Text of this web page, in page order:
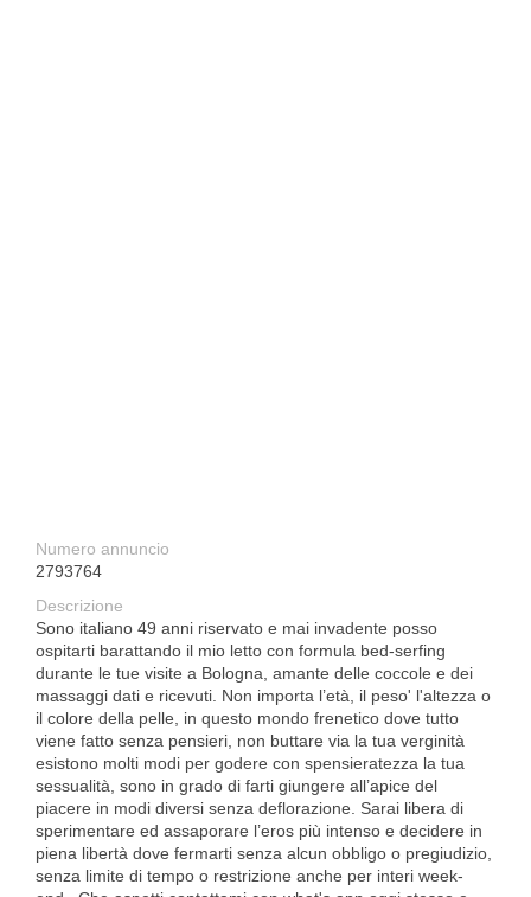
Numero annuncio
2793764
Descrizione
Sono italiano 49 anni riservato e mai invadente posso
ospitarti barattando il mio letto con formula bed-serfing
durante le tue visite a Bologna, amante delle coccole e dei
massaggi dati e ricevuti. Non importa l’età, il peso' l'altezza o
il colore della pelle, in questo mondo frenetico dove tutto
viene fatto senza pensieri, non buttare via la tua verginità
esistono molti modi per godere con spensieratezza la tua
sessualità, sono in grado di farti giungere all’apice del
piacere in modi diversi senza deflorazione. Sarai libera di
sperimentare ed assaporare l’eros più intenso e decidere in
piena libertà dove fermarti senza alcun obbligo o pregiudizio,
senza limite di tempo o restrizione anche per interi week-